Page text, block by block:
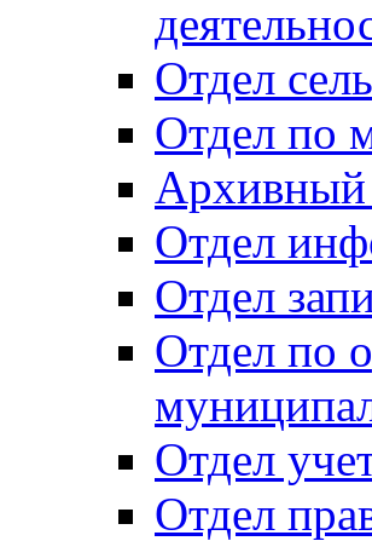
Отдел
Отдел по
Архивный
Отдел
Отдел
Отдел по
Отдел
Отдел